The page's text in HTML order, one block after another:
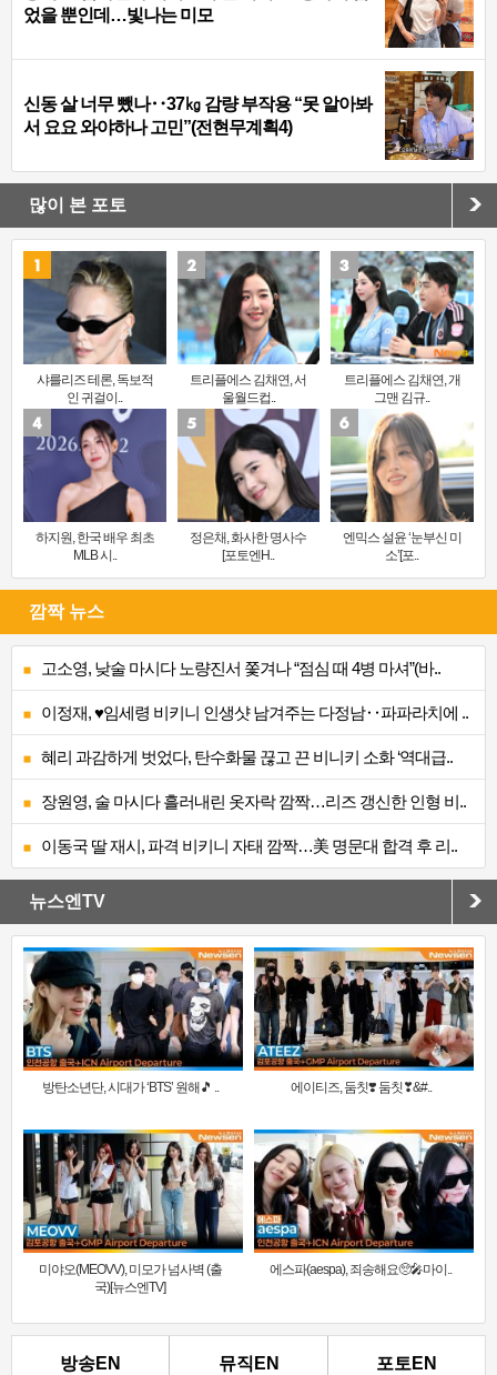
었을 뿐인데…빛나는 미모
신동 살 너무 뺐나‥37㎏ 감량 부작용 “못 알아봐
서 요요 와야하나 고민”(전현무계획4)
많이 본 포토
샤를리즈 테론, 독보적
인 귀걸이..
트리플에스 김채연, 서
울월드컵..
트리플에스 김채연, 개
그맨 김규..
하지원, 한국 배우 최초
MLB 시..
정은채, 화사한 명사수
[포토엔H..
엔믹스 설윤 ‘눈부신 미
소’[포..
깜짝 뉴스
고소영, 낮술 마시다 노량진서 쫓겨나 “점심 때 4병 마셔”(바..
이정재, ♥임세령 비키니 인생샷 남겨주는 다정남‥파파라치에 ..
혜리 과감하게 벗었다, 탄수화물 끊고 끈 비니키 소화 ‘역대급..
장원영, 술 마시다 흘러내린 옷자락 깜짝…리즈 갱신한 인형 비..
이동국 딸 재시, 파격 비키니 자태 깜짝…美 명문대 합격 후 리..
뉴스엔TV
방탄소년단, 시대가 ‘BTS’ 원해🎵 .. 에이티즈, 둠칫❣️ 둠칫❣&#..
미야오(MEOVV), 미모가 넘사벽 (출
국)[뉴스엔TV]
에스파(aespa), 죄송해요🥺🎤마이..
방송EN 뮤직EN 포토EN